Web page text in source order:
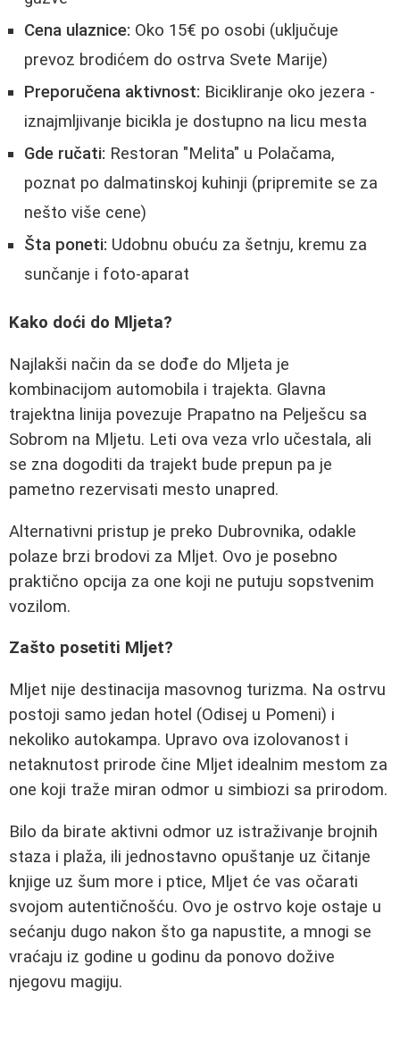
Cena ulaznice: Oko 15€ po osobi (uključuje
prevoz brodićem do ostrva Svete Marije)
Preporučena aktivnost: Bicikliranje oko jezera -
iznajmljivanje bicikla je dostupno na licu mesta
Gde ručati: Restoran "Melita" u Polačama,
poznat po dalmatinskoj kuhinji (pripremite se za
nešto više cene)
Šta poneti: Udobnu obuću za šetnju, kremu za
sunčanje i foto-aparat
Kako doći do Mljeta?
Najlakši način da se dođe do Mljeta je
kombinacijom automobila i trajekta. Glavna
trajektna linija povezuje Prapatno na Pelješcu sa
Sobrom na Mljetu. Leti ova veza vrlo učestala, ali
se zna dogoditi da trajekt bude prepun pa je
pametno rezervisati mesto unapred.
Alternativni pristup je preko Dubrovnika, odakle
polaze brzi brodovi za Mljet. Ovo je posebno
praktično opcija za one koji ne putuju sopstvenim
vozilom.
Zašto posetiti Mljet?
Mljet nije destinacija masovnog turizma. Na ostrvu
postoji samo jedan hotel (Odisej u Pomeni) i
nekoliko autokampa. Upravo ova izolovanost i
netaknutost prirode čine Mljet idealnim mestom za
one koji traže miran odmor u simbiozi sa prirodom.
Bilo da birate aktivni odmor uz istraživanje brojnih
staza i plaža, ili jednostavno opuštanje uz čitanje
knjige uz šum more i ptice, Mljet će vas očarati
svojom autentičnošću. Ovo je ostrvo koje ostaje u
sećanju dugo nakon što ga napustite, a mnogi se
vraćaju iz godine u godinu da ponovo dožive
njegovu magiju.